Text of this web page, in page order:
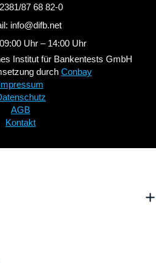
87 68 82-0
info@difb.net
Uhr – 14:00 Uhr
Institut für Bankentests GmbH
durch Conbay
AGB
Kontakt